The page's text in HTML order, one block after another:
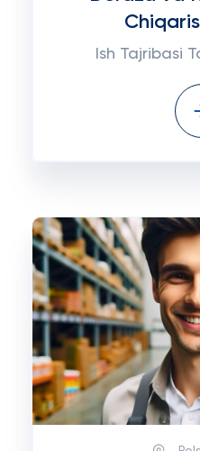
Ish Tajribasi